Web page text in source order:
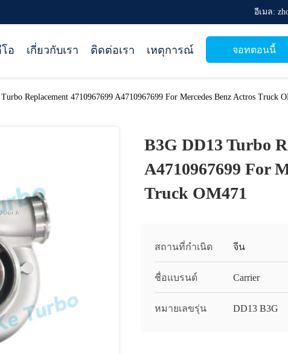
อีเมล:
อ เกี่ยวกับเรา ติดต่อเรา เหตุการณ์ จอทตอนนี้
Replacement 4710967699 A4710967699 For Mercedes Benz Actros Truck
B3G DD13 Turbo
A4710967699 For
Truck OM471
สถานที่กำเนิด จีน
ชื่อแบรนด์ Carrier
หมายเลขรุ่น DD13 B3G